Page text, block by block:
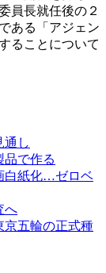
員長就任後の２
ある「アジェン
ることについて
通し
品で作る
白紙化…ゼロベ
へ
京五輪の正式種